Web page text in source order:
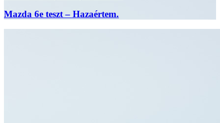
Mazda 6e teszt – Hazaértem.